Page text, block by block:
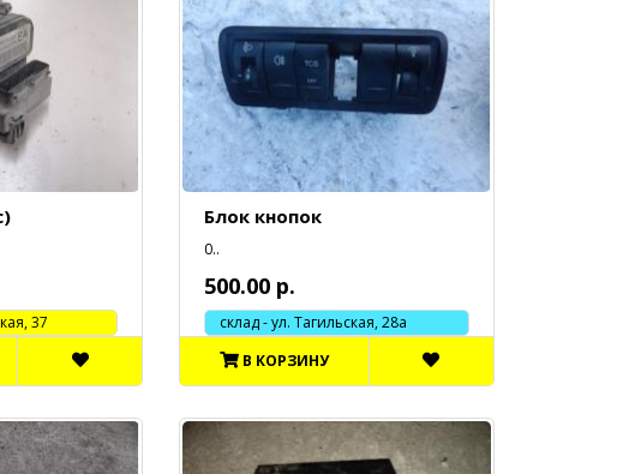
37
Блок кнопок
0..
500.00 р.
склад - ул. Тагильская, 28а
В КОРЗИНУ